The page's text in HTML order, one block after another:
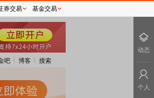
吧 博客 搜索
券交易 基金交易
动态
个人